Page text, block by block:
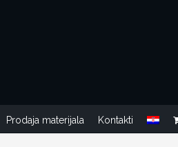
Prodaja materijala Kontakti